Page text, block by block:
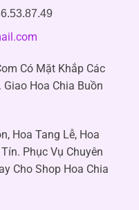
Có Mặt Khắp Các
Giao Hoa Chia Buồn
Hoa Tang Lễ, Hoa
Phục Vụ Chuyên
Cho Shop Hoa Chia